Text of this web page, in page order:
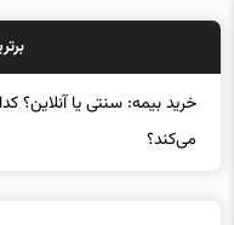
خرید بیمه: سنتی یا آنلاین؟
می‌کند؟